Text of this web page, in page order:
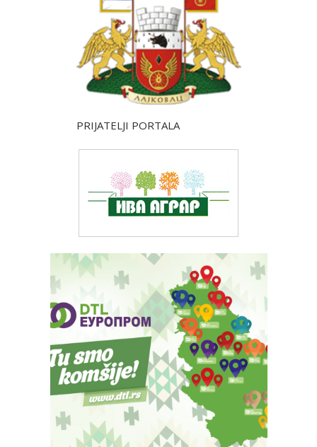
PRIJATELJI PORTALA